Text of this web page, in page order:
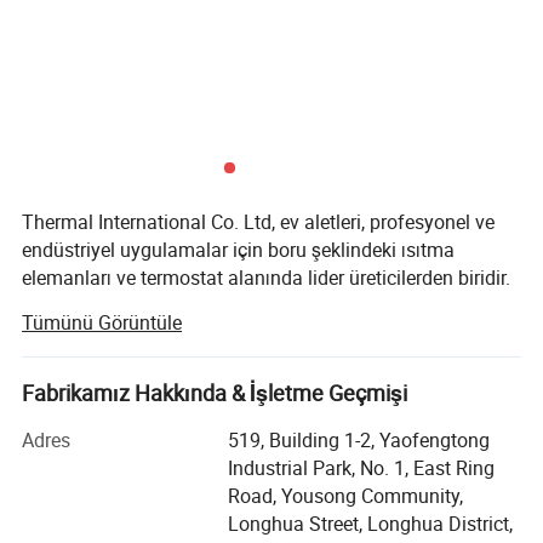
5.Lazer yazıcılar, makine çoğaltma.
5.Ürün sunumu:
Thermal International Co. Ltd, ev aletleri, profesyonel ve
endüstriyel uygulamalar için boru şeklindeki ısıtma
elemanları ve termostat alanında lider üreticilerden biridir.
2010 yılında kurulan Thermal International Co., Ltd, şu
anda 3 milyon ABD doları olan tek yatırım yapan özel bir
kuruluştur. Termal, Guangdong Eyaleti, Zhejiang ili ve
Jiangsu ilinde 3 üretim fabrikasındaki 10 montaj hattı ile
Ar-Ge ve üretim tesisine tutkuyla bağlı. Termal
Uluslararası, fare teknolojisi ve yönetim deneyimini yurt
içinde ve yurt dışında da deneyimleyip kendisini; ısıtma
elemanı, termostat, anahtar, motor, belirtilen lamba ve hem
Tümünü Görüntüle
Fabrikamız Hakkında & İşletme Geçmişi
Adres
519, Building 1-2, Yaofengtong
Industrial Park, No. 1, East Ring
Road, Yousong Community,
Longhua Street, Longhua District,